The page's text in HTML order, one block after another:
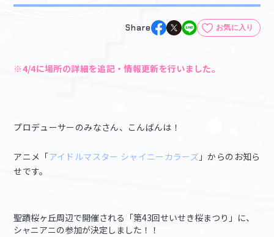
チェックイン お気に入り
Share お気に入り
※4/4に場所の詳細を追記・情報更新を行いました。
プロデューサーのみなさん、こんばんは！
アニメ「アイドルマスター シャイニーカラーズ 」からのお知ら
せです。
聖蹟桜ヶ丘周辺で開催される「第43回せいせき桜まつり」に、
シャニアニの参加が決定しました！！